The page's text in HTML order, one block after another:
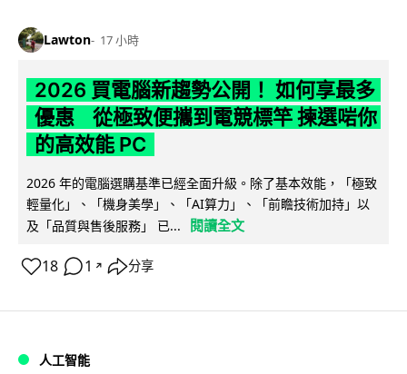
Lawton 17 小時
2026 買電腦新趨勢公開！ 如何享最多
優惠 從極致便攜到電競標竿 揀選啱你
的高效能 PC
2026 年的電腦選購基準已經全面升級。除了基本效能，「極致
輕量化」、「機身美學」、「AI算力」、「前瞻技術加持」以
及「品質與售後服務」 已...
閱讀全文
18 1 ↗ 分享
人工智能